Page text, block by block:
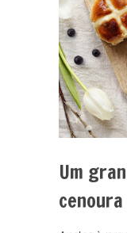
Um
cenoura